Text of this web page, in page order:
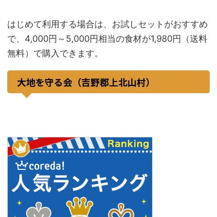
はじめて利用する場合は、お試しセットがおすすめ
で、4,000円～5,000円相当の食材が1,980円（送料
無料）で購入できます。
大地を守る会（吉野郡上北山村）